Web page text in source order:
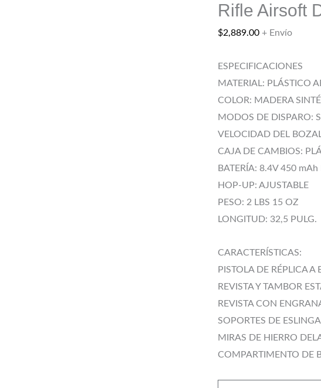
Rifle Airsoft
$2,889.00 + Envío
ESPECIFICACIONES
MATERIAL: PLÁSTICO
COLOR: MADERA
MODOS DE DISPARO:
VELOCIDAD DEL
CAJA DE CAMBIOS:
BATERÍA: 8.4V 450 mAh
HOP-UP: AJUSTABLE
PESO: 2 LBS 15 OZ
LONGITUD: 32,5 PULG.
CARACTERÍSTICAS:
PISTOLA DE RÉPLICA A
REVISTA Y TAMBOR
REVISTA CON
SOPORTES DE
MIRAS DE HIERRO
COMPARTIMENTO DE